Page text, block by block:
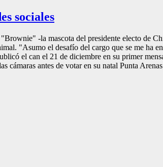
sociales
-la mascota del presidente electo de
"Asumo el desafío del cargo que se me ha
el can el 21 de diciembre en su primer
antes de votar en su natal Punta